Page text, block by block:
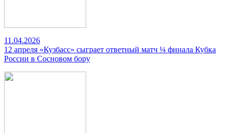
11.04.2026
12 апреля «Кузбасс» сыграет ответный матч ¼ финала Кубка
России в Сосновом бору